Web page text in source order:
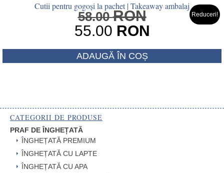
Cutii pentru gogoși la pachet | Takeaway ambalaj
58.00RONPrețul
inițial
a
fost:
58.00
55.00 RON
Prețul
curent
ADAUGĂ ÎN COȘ
Reduceri!
CATEGORII DE PRODUSE
PRAF DE ÎNGHEȚATĂ
ÎNGHEȚATĂ PREMIUM
ÎNGHEȚATĂ CU LAPTE
ÎNGHEȚATĂ CU APA